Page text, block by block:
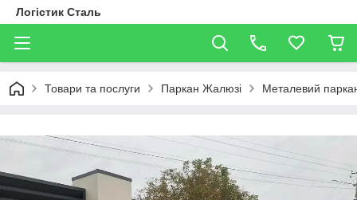
Логістик Сталь
Товари та послуги Паркан Жалюзі Металевий